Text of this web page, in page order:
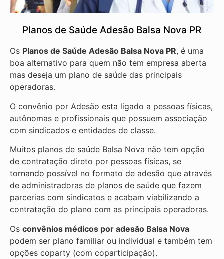
Planos de Saúde Adesão Balsa Nova PR
Os Planos de Saúde Adesão Balsa Nova PR, é uma
boa alternativo para quem não tem empresa aberta
mas deseja um plano de saúde das principais
operadoras.
O convênio por Adesão esta ligado a pessoas físicas,
autônomas e profissionais que possuem associação
com sindicados e entidades de classe.
Muitos planos de saúde Balsa Nova não tem opção
de contratação direto por pessoas físicas, se
tornando possível no formato de adesão que através
de administradoras de planos de saúde que fazem
parcerias com sindicatos e acabam viabilizando a
contratação do plano com as principais operadoras.
Os convênios médicos por adesão Balsa Nova
podem ser plano familiar ou individual e também tem
opções coparty (com coparticipação).